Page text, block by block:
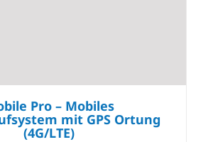
Pro – Mobiles
mit GPS Ortung
(4G/LTE)